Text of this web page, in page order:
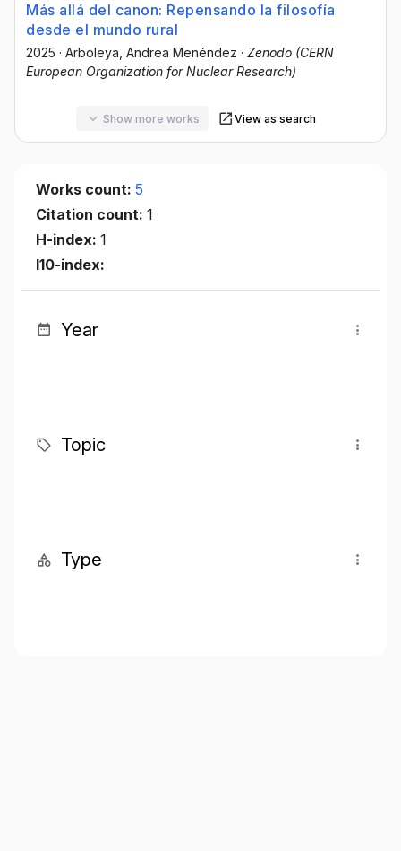
Más allá del canon: Repensando la filosofía
desde el mundo rural
2025 · Arboleya, Andrea Menéndez · Zenodo (CERN
European Organization for Nuclear Research)
Show more works View as search
Works count: 5
Citation count: 1
H-index: 1
I10-index:
Year
Topic
Type